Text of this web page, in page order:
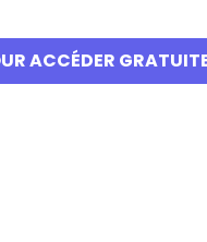
ACCÉDERdes valeurs